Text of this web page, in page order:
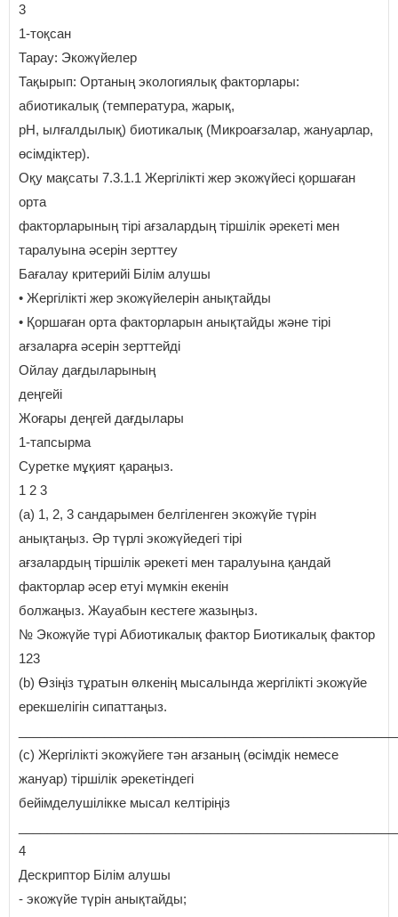
3
1-тоқсан
Тарау: Экожүйелер
Тақырып: Ортаның экологиялық факторлары:
абиотикалық (температура, жарық,
рН, ылғалдылық) биотикалық (Микроағзалар, жануарлар,
өсімдіктер).
Оқу мақсаты 7.3.1.1 Жергілікті жер экожүйесі қоршаған
орта
факторларының тірі ағзалардың тіршілік әрекеті мен
таралуына әсерін зерттеу
Бағалау критерийі Білім алушы
• Жергілікті жер экожүйелерін анықтайды
• Қоршаған орта факторларын анықтайды және тірі
ағзаларға әсерін зерттейді
Ойлау дағдыларының
деңгейі
Жоғары деңгей дағдылары
1-тапсырма
Суретке мұқият қараңыз.
1 2 3
(а) 1, 2, 3 сандарымен белгіленген экожүйе түрін
анықтаңыз. Әр түрлі экожүйедегі тірі
ағзалардың тіршілік әрекеті мен таралуына қандай
факторлар әсер етуі мүмкін екенін
болжаңыз. Жауабын кестеге жазыңыз.
№ Экожүйе түрі Абиотикалық фактор Биотикалық фактор
123
(b) Өзіңіз тұратын өлкенің мысалында жергілікті экожүйе
ерекшелігін сипаттаңыз.
(с) Жергілікті экожүйеге тән ағзаның (өсімдік немесе
жануар) тіршілік әрекетіндегі
бейімделушілікке мысал келтіріңіз
4
Дескриптор Білім алушы
- экожүйе түрін анықтайды;